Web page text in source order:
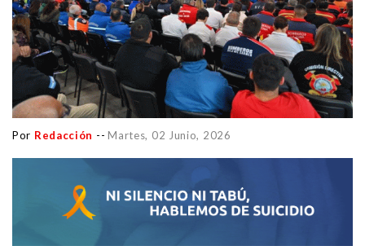
Por Redacción -- Martes, 02 Junio, 2026